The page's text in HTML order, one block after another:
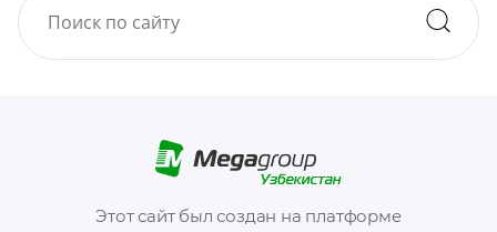
Этот сайт был создан на платформе